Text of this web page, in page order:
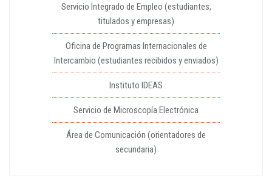
Servicio Integrado de Empleo (estudiantes,
titulados y empresas)
Oficina de Programas Internacionales de
Intercambio (estudiantes recibidos y enviados)
Instituto IDEAS
Servicio de Microscopía Electrónica
Área de Comunicación (orientadores de
secundaria)